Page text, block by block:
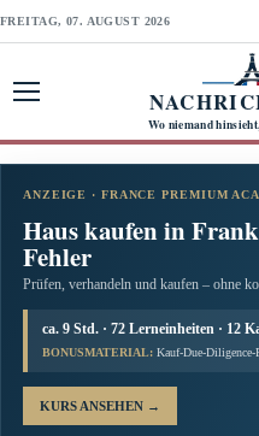
FREITAG, 07. AUGUST 2026
Wo niemand
ANZEIGE · FRANCE PREMIUM
Haus kaufen in
Fehler
Prüfen, verhandeln und kaufen – ohne
ca. 9 Std. · 72 Lerneinheiten · 12
BONUSMATERIAL: Kauf-Due-Diligence-
KURS ANSEHEN →